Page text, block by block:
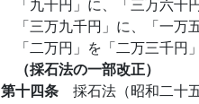
「三万九千円」に、「一万
「二万円」を「二万三千円
（採石法の一部改正）
第十四条 採石法（昭和二十